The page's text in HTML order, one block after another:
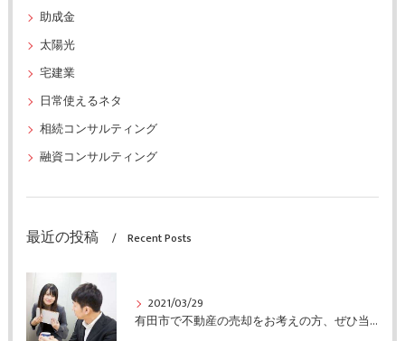
助成金
太陽光
宅建業
日常使えるネタ
相続コンサルティング
融資コンサルティング
最近の投稿 Recent Posts
2021/03/29
有田市で不動産の売却をお考えの方、ぜひ当社にご連絡ください